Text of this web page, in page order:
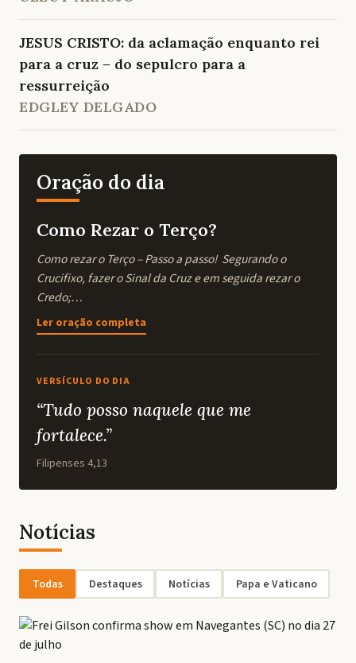
JESUS CRISTO: da aclamação enquanto rei
para a cruz – do sepulcro para a
ressurreição
EDGLEY DELGADO
Oração do dia
Como Rezar o Terço?
Como rezar o Terço – Passo a passo! Segurando o
Crucifixo, fazer o Sinal da Cruz e em seguida rezar o
Credo;…
Ler oração completa
VERSÍCULO DO DIA
“Tudo posso naquele que me
fortalece.”
Filipenses 4,13
Notícias
Todas Destaques Notícias Papa e Vaticano